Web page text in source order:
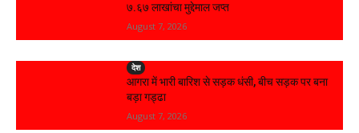
₹७.६७ लाखांचा मुद्देमाल जप्त
August 7, 2026
देश
आगरा में भारी बारिश से सड़क धंसी, बीच सड़क पर बना
बड़ा गड्ढा
August 7, 2026